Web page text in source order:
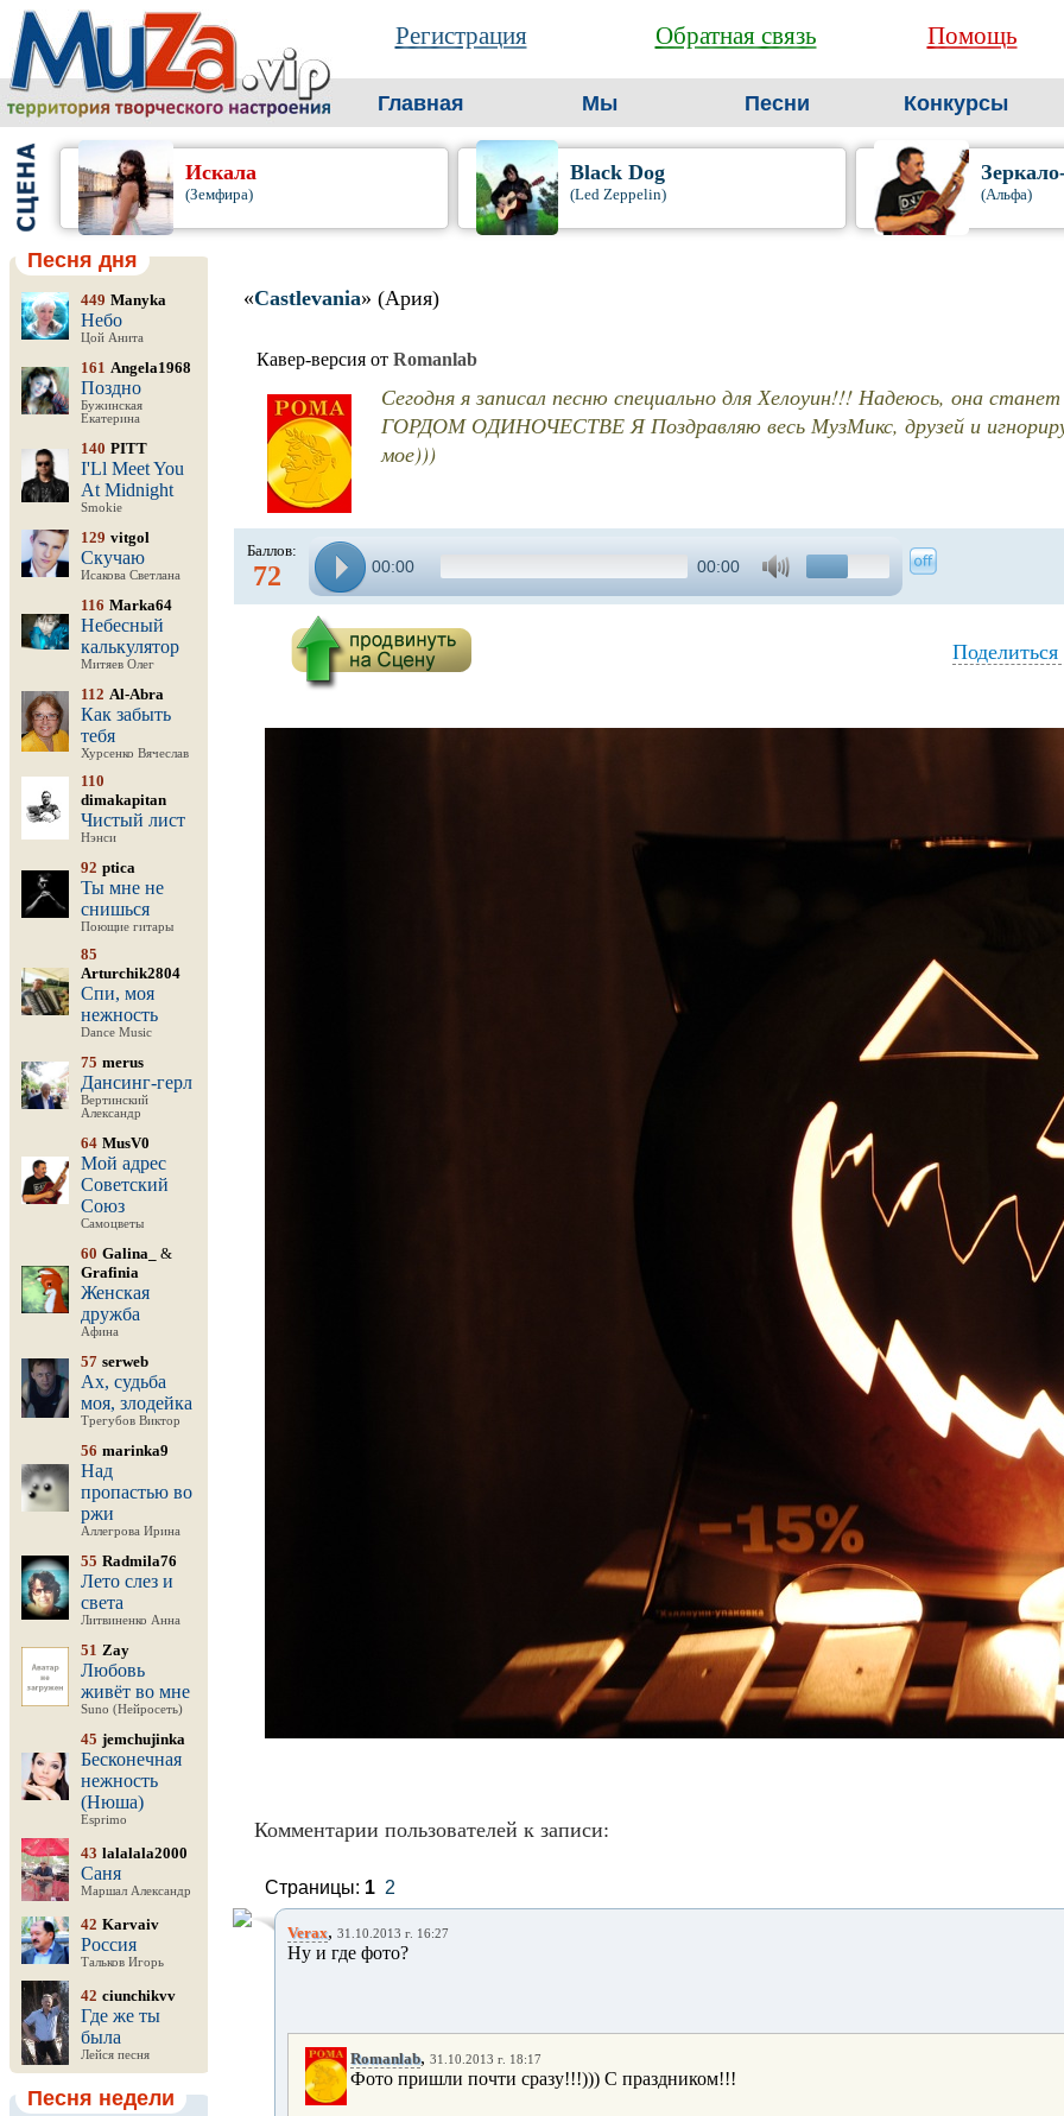
Регистрация Обратная связь Помощь
Главная Мы Песни Конкурсы
Искала
(Земфира)
Black Dog
(Led Zeppelin) (Альфа)
Песня дня
449 Manyka
Небо
Цой Анита
161 Angela1968
Поздно
Бужинская
Екатерина
140 PITT
I'Ll Meet You
At Midnight
Smokie
129 vitgol
Скучаю
Исакова Светлана
116 Marka64
Небесный
калькулятор
Митяев Олег
112 Al-Abra
Как забыть
тебя
Хурсенко Вячеслав
110
dimakapitan
Чистый лист
Нэнси
92 ptica
Ты мне не
снишься
Поющие гитары
85
Arturchik2804
Спи, моя
нежность
Dance Music
75 merus
Дансинг-герл
Вертинский
Александр
64 MusV0
Мой адрес
Советский
Союз
Самоцветы
60 Galina_
&
Grafinia
Женская
дружба
Афина
57 serweb
Ах, судьба
моя, злодейка
Трегубов Виктор
56 marinka9
Над
пропастью во
ржи
Аллегрова Ирина
55 Radmila76
Лето слез и
света
Литвиненко Анна
51 Zay
Любовь
живёт во мне
Suno (Нейросеть)
45 jemchujinka
Бесконечная
нежность
(Нюша)
Esprimo
43 lalalala2000
Саня
Маршал Александр
42 Karvaiv
Россия
Тальков Игорь
42 ciunchikvv
Где же ты
была
Лейся песня
Песня недели
«Castlevania» (Ария)
Кавер-версия от Romanlab
Сегодня я записал песню специально для Хелоуин!!! Надеюсь, она
ГОРДОМ ОДИНОЧЕСТВЕ Я Поздравляю весь МузМикс, друзей и
мое)))
Баллов:
72 00:00 00:00
Поделиться
Комментарии пользователей к записи:
Страницы: 1 2
Verax, 31.10.2013 г. 16:27
Ну и где фото?
Romanlab, 31.10.2013 г. 18:17
Фото пришли почти сразу!!!))) С праздником!!!